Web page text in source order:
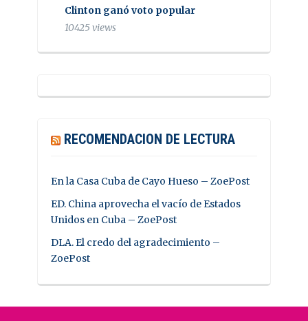
Clinton ganó voto popular
10425 views
RECOMENDACION DE LECTURA
En la Casa Cuba de Cayo Hueso – ZoePost
ED. China aprovecha el vacío de Estados
Unidos en Cuba – ZoePost
DLA. El credo del agradecimiento –
ZoePost